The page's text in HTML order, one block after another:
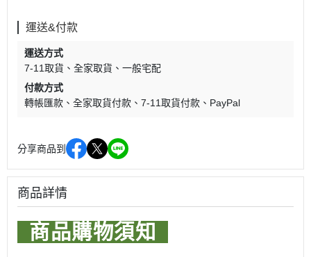
運送&付款
運送方式
7-11取貨
全家取貨
一般宅配
付款方式
轉帳匯款
全家取貨付款 7-11取貨付款 PayPal
分享商品到
商品詳情
商品購物須知